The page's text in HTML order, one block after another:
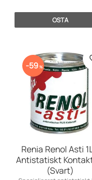
OSTA
Renia Renol Asti
Antistatiskt
(Svart)
59%